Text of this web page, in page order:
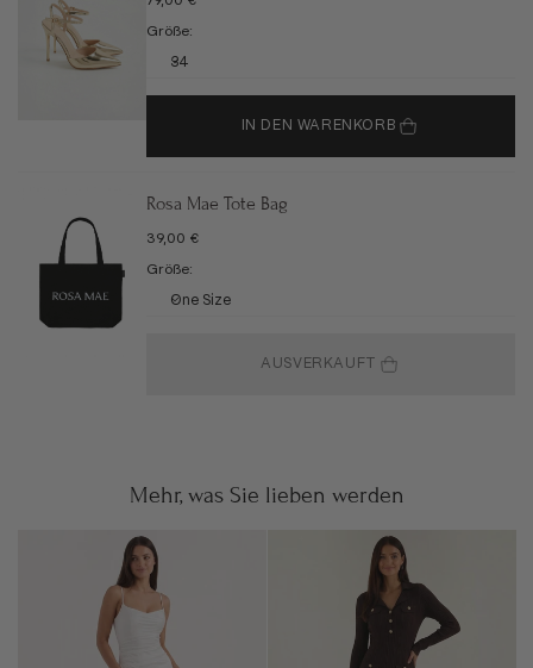
Größe:
34
IN DEN WARENKORB
Rosa Mae Tote Bag
ANGEBOT
39,00 €
Größe:
One Size
AUSVERKAUFT
Mehr, was Sie lieben werden